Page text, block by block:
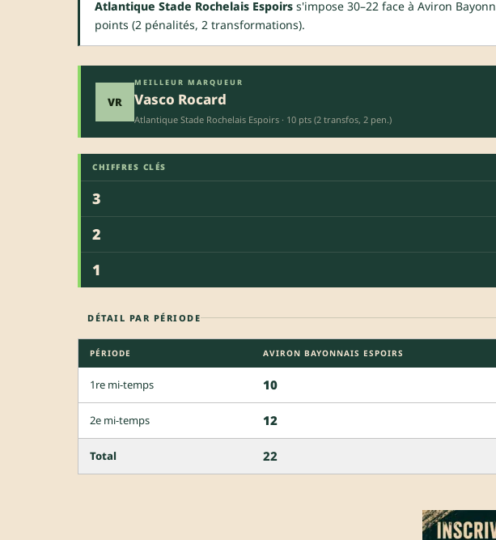
Atlantique Stade Rochelais Espoirs s'impose 30–22 face à Aviron
points (2 pénalités, 2 transformations).
VR
MEILLEUR MARQUEUR
Vasco Rocard
Atlantique Stade Rochelais Espoirs · 10 pts (2 transfos, 2 pen.)
CHIFFRES CLÉS
3
2
1
DÉTAIL PAR PÉRIODE
PÉRIODE AVIRON BAYONNAIS ESPOIRS
1re mi-temps 10
2e mi-temps 12
Total 22